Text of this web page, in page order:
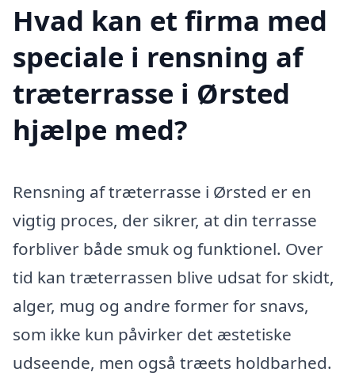
Hvad kan et firma med
speciale i rensning af
træterrasse i Ørsted
hjælpe med?
Rensning af træterrasse i Ørsted er en
vigtig proces, der sikrer, at din terrasse
forbliver både smuk og funktionel. Over
tid kan træterrassen blive udsat for skidt,
alger, mug og andre former for snavs,
som ikke kun påvirker det æstetiske
udseende, men også træets holdbarhed.